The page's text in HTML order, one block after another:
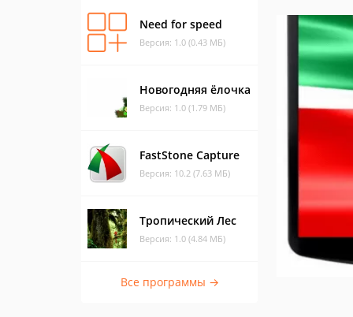
Need for speed
Версия: 1.0 (0.43 МБ)
Новогодняя ёлочка
Версия: 1.0 (1.79 МБ)
FastStone Capture
Версия: 10.2 (7.63 МБ)
Тропический Лес
Версия: 1.0 (4.84 МБ)
Все программы →